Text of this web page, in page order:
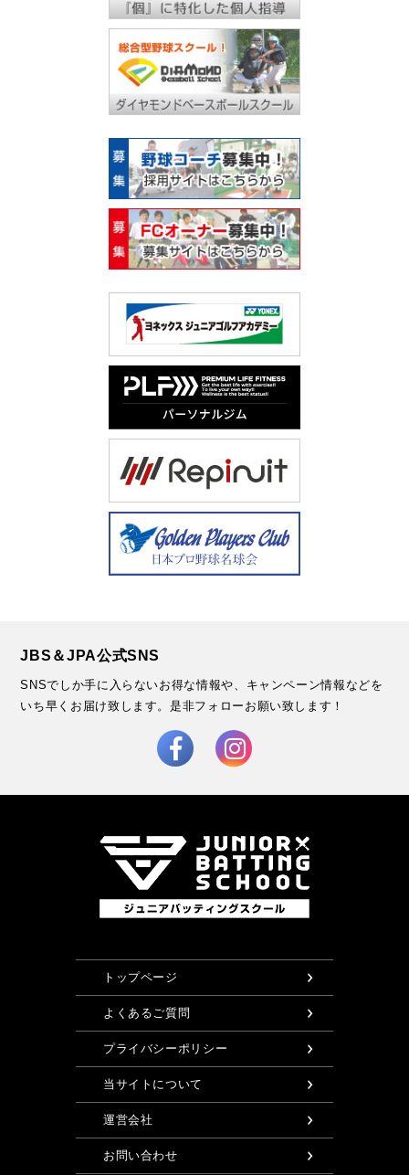
JBS＆JPA公式SNS
SNSでしか手に入らないお得な情報や、キャンペーン情報などを
いち早くお届け致します。是非フォローお願い致します！
トップページ
よくあるご質問
プライバシーポリシー
当サイトについて
運営会社
お問い合わせ